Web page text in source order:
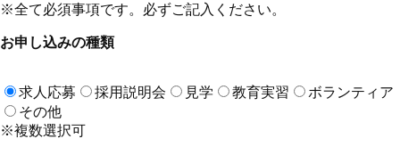
※全て必須事項です。必ずご記入ください。
お申し込みの種類
求人応募 採用説明会 見学 教育実習
ボランティア
その他
※複数選択可